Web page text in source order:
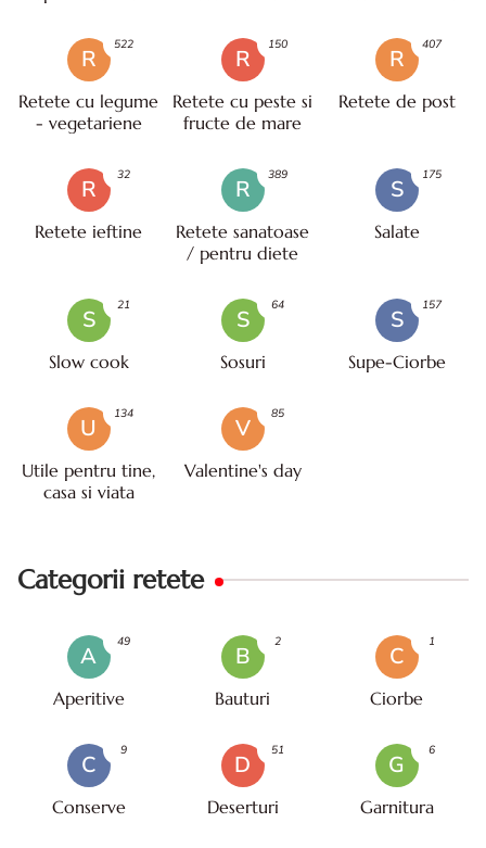
R
Retete cu legume
- vegetariene
522
R
Retete cu peste si
fructe de mare
150
R
Retete de post
407
R
Retete ieftine
32
R
Retete sanatoase
/ pentru diete
389
S
Salate
175
S
Slow cook
21
S
Sosuri
64
S
Supe-Ciorbe
157
U
Utile pentru tine,
casa si viata
134
V
Valentine's day
85
Categorii retete
A
Aperitive
49
B
Bauturi
2
C
Ciorbe
1
C
Conserve
9
D
Deserturi
51
G
Garnitura
6